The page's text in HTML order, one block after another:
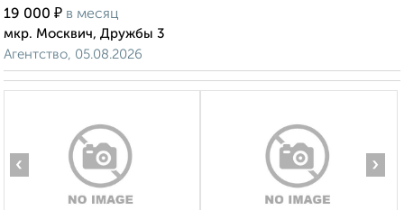
19 000 ₽ в месяц
мкр. Москвич, Дружбы 3
Агентство, 05.08.2026
‹ ›